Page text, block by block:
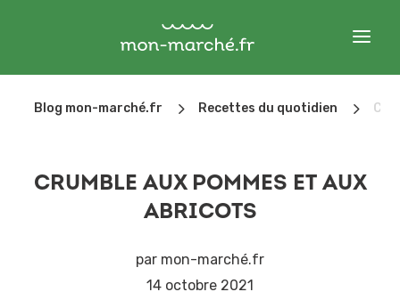
Blog mon-marché.fr 5 Recettes du quotidien 5
CRUMBLE AUX POMMES ET AUX
ABRICOTS
par mon-marché.fr
14 octobre 2021